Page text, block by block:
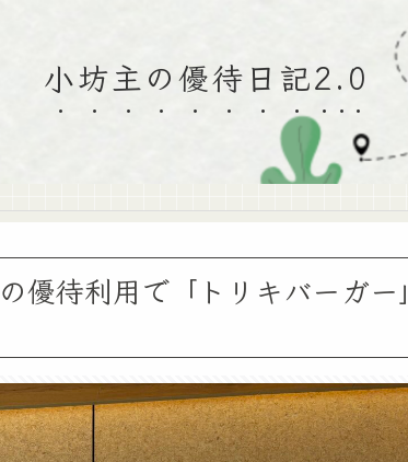
小坊主の優待日記2.0
優待利用で「トリキバーガー」